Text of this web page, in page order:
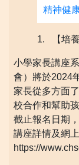
精神健
1. 【培養茁
小學家長講座
會）將於2024
家長從多方面
校合作和幫助
截止報名日期
講座詳情及網上
https://